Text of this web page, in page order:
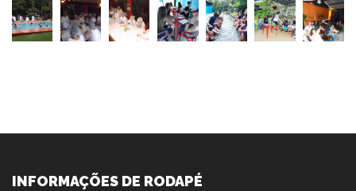
INFORMAÇÕES DE RODAPÉ